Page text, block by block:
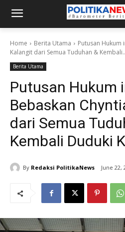
Home Berita Utama
Putusan Hukum
Kalangit dari Semua Tuduhan &
Berita Utama
Putusan Hukum
Bebaskan
dari Semua
Kembali Duduki
By Redaksi PolitikaNews June 22,